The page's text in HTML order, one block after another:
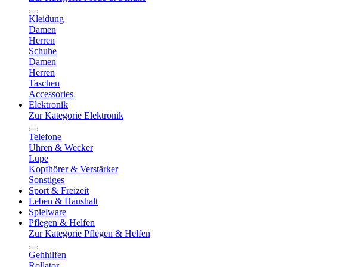
Kleidung
Damen
Herren
Schuhe
Damen
Herren
Taschen
Accessories
Elektronik
Zur Kategorie Elektronik
Telefone
Uhren & Wecker
Lupe
Kopfhörer & Verstärker
Sonstiges
Sport & Freizeit
Leben & Haushalt
Spielware
Pflegen & Helfen
Zur Kategorie Pflegen & Helfen
Gehhilfen